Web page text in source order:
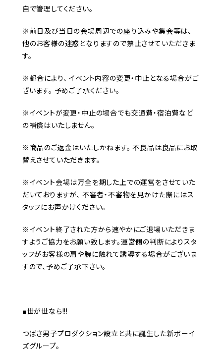
自で管理してください。
※前日及び当日の会場周辺での座り込みや集会等は、
他のお客様の迷惑となりますので禁止させていただきま
す。
※都合により、 イベント内容の変更・中止となる場合がご
ざいます。 予めご了承ください。
※イベントが変更・中止の場合でも交通費・宿泊費など
の補償はいたしません。
※商品のご返金はいたしかねます。 不良品は良品にお取
替えさせていただきます。
※イベント会場は万全を期した上での運営をさせていた
だいておりますが、 不審者・不審物を見かけた際にはス
タッフにお声かけください。
※イベント終了された方から速やかにご退場いただきま
すようご協力をお願い致します。運営側の判断によりスタ
ッフがお客様の肩や腕に触れて誘導する場合がございま
すので、予めご了承下さい。
■世が世なら!!!
つばさ男子プロダクション設立と共に誕生した新ボーイ
ズグループ。